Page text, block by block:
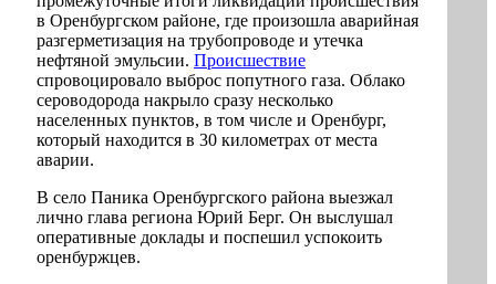
в Оренбургском районе, где произошла аварийная
разгерметизация на трубопроводе и утечка
нефтяной эмульсии. Происшествие
спровоцировало выброс попутного газа. Облако
сероводорода накрыло сразу несколько
населенных пунктов, в том числе и Оренбург,
который находится в 30 километрах от места
аварии.
В село Паника Оренбургского района выезжал
лично глава региона Юрий Берг. Он выслушал
оперативные доклады и поспешил успокоить
оренбуржцев.